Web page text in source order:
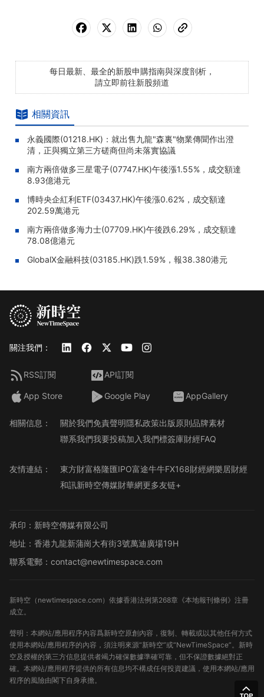
每日最新、最全的新股申購指南與深度剖析，
請立即前往新股頻道
相關資訊
永義國際(01218.HK)：就出售九龍"森裏"物業傳聞作出澄
清，正與獨立第三方磋商但尚未落實協議
南方兩倍做多三星電子(07747.HK)午後漲1.55%，成交額達
8.93億港元
博時央企紅利ETF(03437.HK)午後漲0.62%，成交額達
202.59萬港元
南方兩倍做多海力士(07709.HK)午後跌6.29%，成交額達
78.08億港元
GlobalX金融科技(03185.HK)跌1.59%，報38.380港元
關注我們：
RSS訂閱 API訂閱
App Store Google Play AppGallery
相關信息： 關於我們免責聲明隱私政策出版原則品牌素材
聯系我們我要投稿加入我們標簽庫財經FAQ
友情連結： 東方財富格隆匯IPO富途牛牛FX168財經網樂居財經
和訊新時空傳媒財華網更多友链+
承印：新時空傳媒有限公司
地址：香港九龍新蒲崗大有街3號萬迪廣場19H
聯系電郵：contact@newtimespace.com
新時空（ newtimespace.com）依據香港法例第268章《本地報刊條例》注冊
成立。
聲明：本網站/應用程序內容爲新時空原創內容，復制、轉載或以其他任何方式
使用本網站/應用程序的內容，須注明來源“新時空”或“NewTimeSpace”。新時
空及授權的第三方信息提供者竭力確保數據準確可靠，但不保證數據絕對正
確。本網站/應用程序提供的所有信息均不構成任何投資建議，使用本網站/應用
程序的風險由閣下自身承擔。